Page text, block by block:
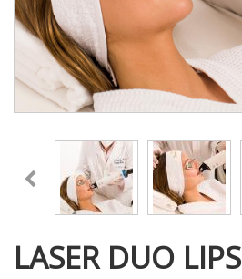
LASER DUO LIPS